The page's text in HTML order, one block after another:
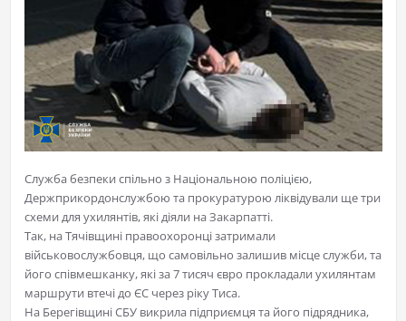
Служба безпеки спільно з Національною поліцією,
Держприкордонслужбою та прокуратурою ліквідували ще три
схеми для ухилянтів, які діяли на Закарпатті.
Так, на Тячівщині правоохоронці затримали
військовослужбовця, що самовільно залишив місце служби, та
його співмешканку, які за 7 тисяч євро прокладали ухилянтам
маршрути втечі до ЄС через ріку Тиса.
На Берегівщині СБУ викрила підприємця та його підрядника,